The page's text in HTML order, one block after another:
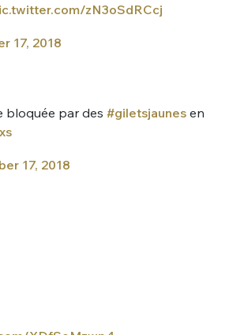
zN3oSdRCcj
17, 2018
bloquée par des #giletsjaunesen
17, 2018